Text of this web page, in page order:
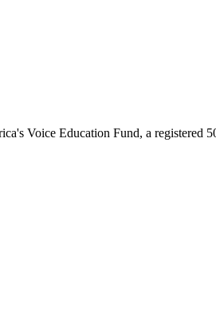
Voice Education Fund, a registered